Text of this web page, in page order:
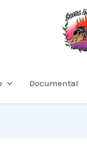
Documental